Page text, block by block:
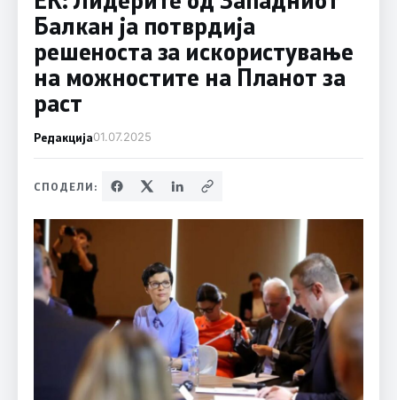
Балкан ја потврдија
решеноста за искористување
на можностите на Планот за
раст
Редакција01.07.2025
СПОДЕЛИ: